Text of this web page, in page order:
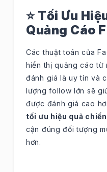
⭐ Tối Ưu
Quảng Cáo
Các thuật toán của
hiển thị quảng cáo từ
đánh giá là uy tín và
lượng follow lớn sẽ
được đánh giá cao
tối ưu hiệu quả
cận đúng đối tượng
hơn.